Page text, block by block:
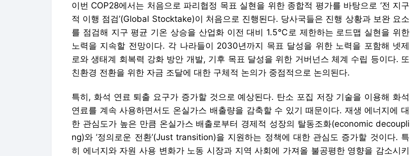
이번 COP28에서는 처음으로 파리협정 목표 실현을 위한 종합적 평가를 바탕으로 ‘전 지구
적 이행 점검’(Global Stocktake)이 처음으로 진행된다. 당사국들은 진행 상황과 보완 요소
를 점검해 지구 평균 기온 상승을 산업화 이전 대비 1.5℃로 제한하는 로드맵 실현을 위한
노력을 지속할 전망이다. 각 나라들이 2030년까지 목표 달성을 위한 노력을 포함해 넷제
로와 생태계 회복력 강화 방안 개발, 기후 목표 달성을 위한 거버넌스 체계 수립 등이다. 또
친환경 전환을 위한 자금 조달에 대한 구체적 논의가 중점적으로 논의된다.
특히, 화석 연료 퇴출 요구가 증가할 것으로 예상된다. 탄소 포집 저장 기술을 이용해 화석
연료를 계속 사용하면서도 온실가스 배출량을 감축할 수 있기 때문이다. 재생 에너지에 대
한 관심도가 높은 만큼 온실가스 배출로부터 경제적 성장의 탈동조화(economic decoupli
ng)와 ’정의로운 전환’(Just transition)을 지원하는 정책에 대한 관심도 증가할 것이다. 특
히 에너지와 자원 사용 변화가 노동 시장과 지역 사회에 가져올 불공평한 영향을 감소시키